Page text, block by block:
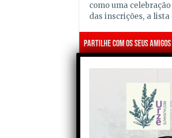
como uma
das inscrições, a
Partilhe com os seus
Homem detido por
incêndio acidental
limpeza de mato em
de Algodres